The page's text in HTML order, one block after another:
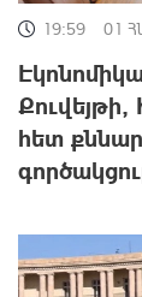
19:59 01
հետ